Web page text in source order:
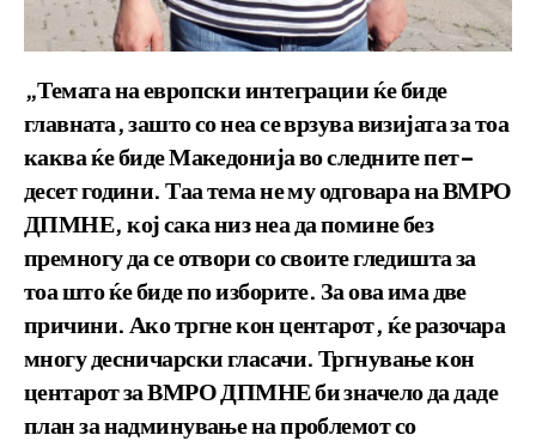
„Темата на европски интеграции ќе биде
главната, зашто со неа се врзува визијата за тоа
каква ќе биде Македонија во следните пет-
десет години. Таа тема не му одговара на ВМРО
ДПМНЕ, кој сака низ неа да помине без
премногу да се отвори со своите гледишта за
тоа што ќе биде по изборите. За ова има две
причини. Ако тргне кон центарот, ќе разочара
многу десничарски гласачи. Тргнување кон
центарот за ВМРО ДПМНЕ би значело да даде
план за надминување на проблемот со